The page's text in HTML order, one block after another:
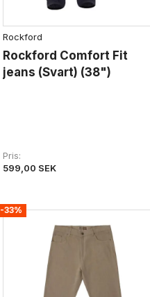
Rockford
Rockford Comfort Fit
jeans (Svart) (38")
Pris
599,00 SEK
-33%